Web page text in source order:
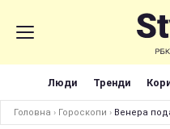
Люди Тренди
Головна › Гороскопи › Венера